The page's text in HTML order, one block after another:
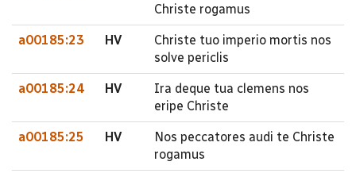
Christe rogamus
a00185:23 HV
Christe tuo imperio mortis nos
solve periclis
a00185:24 HV
Ira deque tua clemens nos
eripe Christe
a00185:25 HV
Nos peccatores audi te Christe
rogamus